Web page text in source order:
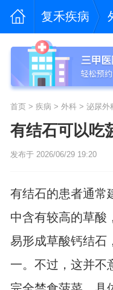
复禾疾病
首页> 疾病 > 外科> 泌尿外
有结石可以吃
发布于 2026/06/29 19:20
有结石的患者通常
中含有较高的草酸
易形成草酸钙结石
一。不过，这并不